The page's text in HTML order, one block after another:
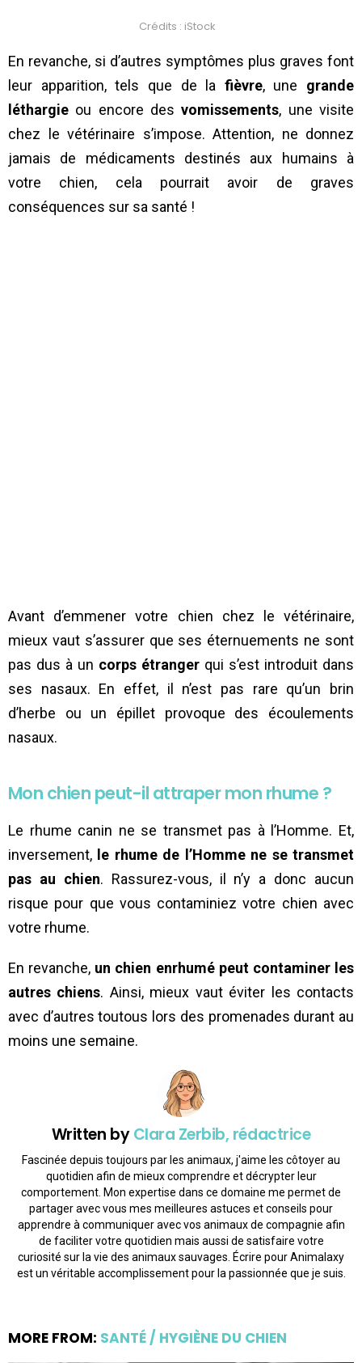
Crédits : iStock
En revanche, si d’autres symptômes plus graves font
leur apparition, tels que de la fièvre, une grande
léthargie ou encore desvomissements, une visite
chez le vétérinaire s’impose. Attention, ne donnez
jamais de médicaments destinés aux humains à
votre chien, cela pourrait avoir de graves
conséquences sur sa santé !
Avant d’emmener votre chien chez le vétérinaire,
mieux vaut s’assurer que ses éternuements ne sont
pas dus à un corps étranger qui s’est introduit dans
ses nasaux. En effet, il n’est pas rare qu’un brin
d’herbe ou un épillet provoque des écoulements
nasaux.
Mon chien peut-il attraper mon rhume ?
Le rhume canin ne se transmet pas à l’Homme. Et,
inversement, le rhume de l’Homme ne se transmet
pas au chien. Rassurez-vous, il n’y a donc aucun
risque pour que vous contaminiez votre chien avec
votre rhume.
En revanche, un chien enrhumé peut contaminer les
autres chiens. Ainsi, mieux vaut éviter les contacts
avec d’autres toutous lors des promenades durant au
moins une semaine.
Written byClara Zerbib, rédactrice
Fascinée depuis toujours par les animaux, j'aime les côtoyer au
quotidien afin de mieux comprendre et décrypter leur
comportement. Mon expertise dans ce domaine me permet de
partager avec vous mes meilleures astuces et conseils pour
apprendre à communiquer avec vos animaux de compagnie afin
de faciliter votre quotidien mais aussi de satisfaire votre
curiosité sur la vie des animaux sauvages. Écrire pour Animalaxy
est un véritable accomplissement pour la passionnée que je suis.
MORE FROM: SANTÉ / HYGIÈNE DU CHIEN